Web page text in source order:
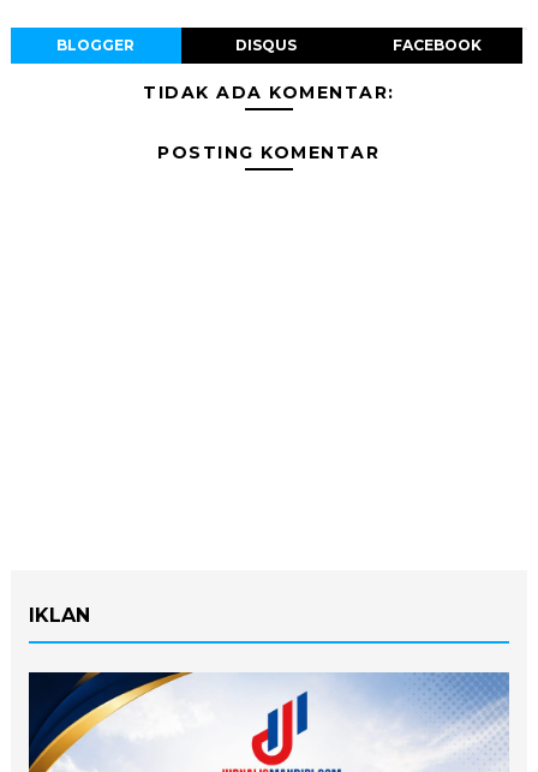
BLOGGER DISQUS FACEBOOK
TIDAK ADA KOMENTAR:
POSTING KOMENTAR
IKLAN